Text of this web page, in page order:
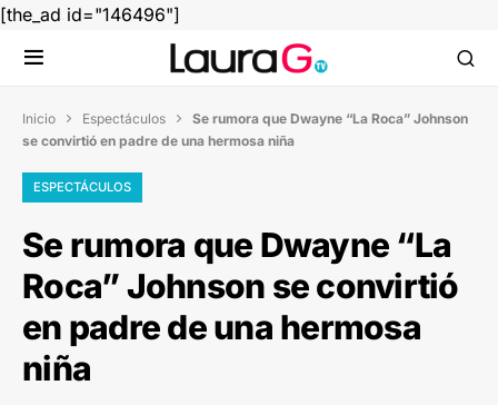
[the_ad id="146496"]
Inicio  Espectáculos  Se rumora que Dwayne “La Roca” Johnson
se convirtió en padre de una hermosa niña
ESPECTÁCULOS
Se rumora que Dwayne “La
Roca” Johnson se convirtió
en padre de una hermosa
niña